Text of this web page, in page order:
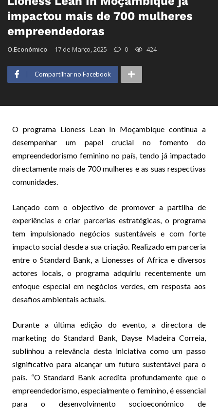
impactou mais de 700 mulheres
empreendedoras
O.Económico 17 de Março, 2025 0 424
Compartilhar no Facebook
O programa Lioness Lean In Moçambique continua a
desempenhar um papel crucial no fomento do
empreendedorismo feminino no país, tendo já impactado
directamente mais de 700 mulheres e as suas respectivas
comunidades.
Lançado com o objectivo de promover a partilha de
experiências e criar parcerias estratégicas, o programa
tem impulsionado negócios sustentáveis e com forte
impacto social desde a sua criação. Realizado em parceria
entre o Standard Bank, a Lionesses of Africa e diversos
actores locais, o programa adquiriu recentemente um
enfoque especial em negócios verdes, em resposta aos
desafios ambientais actuais.
Durante a última edição do evento, a directora de
marketing do Standard Bank, Dayse Madeira Correia,
sublinhou a relevância desta iniciativa como um passo
significativo para alcançar um futuro sustentável para o
país. “O Standard Bank acredita profundamente que o
empreendedorismo, especialmente o feminino, é essencial
para o desenvolvimento socioeconómico de